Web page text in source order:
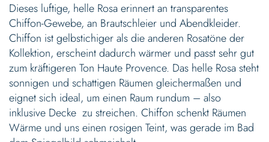
Dieses luftige, helle Rosa erinnert an transparentes
Chiffon-Gewebe, an Brautschleier und Abendkleider.
Chiffon ist gelbstichiger als die anderen Rosatöne der
Kollektion, erscheint dadurch wärmer und passt sehr gut
zum kräftigeren Ton Haute Provence. Das helle Rosa steht
sonnigen und schattigen Räumen gleichermaßen und
eignet sich ideal, um einen Raum rundum – also
inklusive Decke ­ zu streichen. Chiffon schenkt Räumen
Wärme und uns einen rosigen Teint, was gerade im Bad
images
gallery